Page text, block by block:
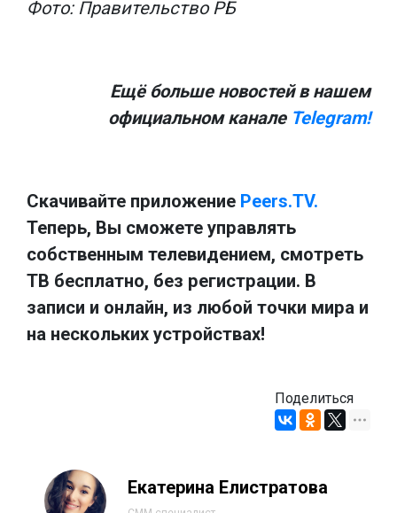
Фото: Правительство РБ
Ещё больше новостей в нашем
официальном канале Telegram!
Скачивайте приложение Peers.TV.
Теперь, Вы сможете управлять
собственным телевидением, смотреть
ТВ бесплатно, без регистрации. В
записи и онлайн, из любой точки мира и
на нескольких устройствах!
Поделиться
Екатерина Елистратова